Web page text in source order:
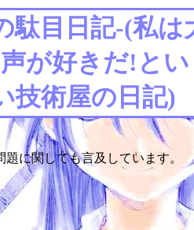
駄目日記-(私は
が好きだ!とい
技術屋の日記)
に関しても言及しています。